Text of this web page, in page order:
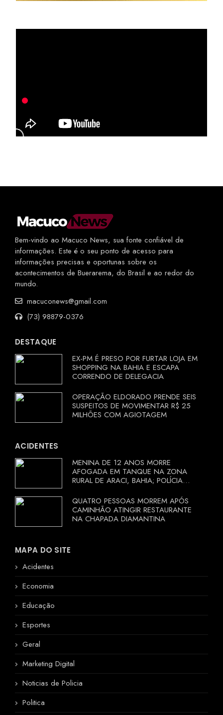
Bem-vindo ao Macuco News, sua fonte confiável de
informações. Este é o seu ponto de acesso para
informações precisas e oportunas sobre os
acontecimentos de Buerarema, do Brasil e ao redor do
mundo.
macuconews@gmail.com
(73) 98879-0376
DESTAQUE
EX-PM É PRESO POR FURTAR LOJA EM
SHOPPING NA BAHIA E ESCAPA
CORRENDO DE DELEGACIA
OPERAÇÃO ELDORADO PRENDE SEIS
SUSPEITOS DE MOVIMENTAR R$ 25
MILHÕES COM AGIOTAGEM
ACIDENTES
MENINA DE 12 ANOS MORRE
AFOGADA EM TANQUE NA ZONA
RURAL DE ARACI, BAHIA; POLÍCIA
QUATRO PESSOAS MORREM APÓS
CAMINHÃO ATINGIR RESTAURANTE
NA CHAPADA DIAMANTINA
MAPA DO SITE
Acidentes
Economia
Educação
Esportes
Geral
Marketing Digital
Noticias de Policia
Politica